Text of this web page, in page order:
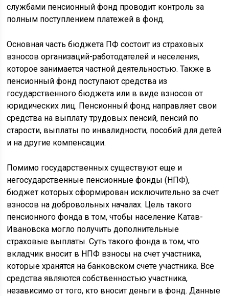
службами пенсионный фонд проводит контроль за
полным поступлением платежей в фонд.
Основная часть бюджета ПФ состоит из страховых
взносов организаций-работодателей и неселения,
которое занимается частной деятельностью. Также в
пенсионный фонд поступают средства из
государственного бюджета или в виде взносов от
юридических лиц. Пенсионный фонд направляет свои
средства на выплату трудовых пенсий, пенсий по
старости, выплаты по инвалидности, пособий для детей
и на другие компенсации.
Помимо государственных существуют еще и
негосударственные пенсионные фонды (НПФ),
бюджет которых сформирован исключительно за счет
взносов на добровольных началах. Цель такого
пенсионного фонда в том, чтобы население Катав-
Ивановска могло получить дополнительные
страховые выплаты. Суть такого фонда в том, что
вкладчик вносит в НПФ взносы на счет участника,
которые хранятся на банковском счете участника. Все
средства являются собственностью участника,
независимо от того, кто вносит деньги в фонд. Данные